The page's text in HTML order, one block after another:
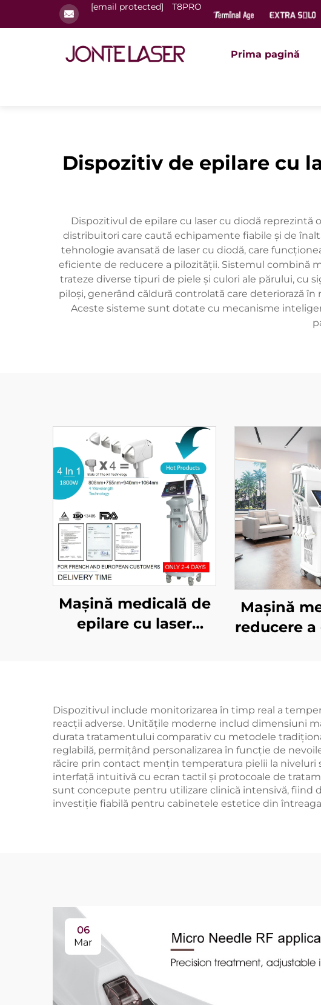
[email protected] T8PRO
Prima pagină
Dispozitiv de epilare cu
Dispozitivul de epilare cu laser cu diodă
distribuitori care caută echipamente fiabile și de
tehnologie avansată de laser cu diodă, care
eficiente de reducere a pilozității. Sistemul combină
trateze diverse tipuri de piele și culori ale părului, cu
piloși, generând căldură controlată care deteriorază
Aceste sisteme sunt dotate cu mecanisme
Mașină medicală de
epilare cu laser
1200 W, 1800 W și
3000 W, 4 capete
interschimbabile, cu
lungimi de undă de
755 nm, 808 nm, 940
nm și 1064 nm
Mașină
reducere
pentru
slăbirea
Dispozitivul include monitorizarea în timp real a
reacții adverse. Unitățile moderne includ dimensiuni
durata tratamentului comparativ cu metodele
reglabilă, permițând personalizarea în funcție de
răcire prin contact mențin temperatura pielii la niveluri
interfață intuitivă cu ecran tactil și protocoale de
sunt concepute pentru utilizare clinică intensivă, fiind
investiție fiabilă pentru cabinetele estetice din
06
Mar